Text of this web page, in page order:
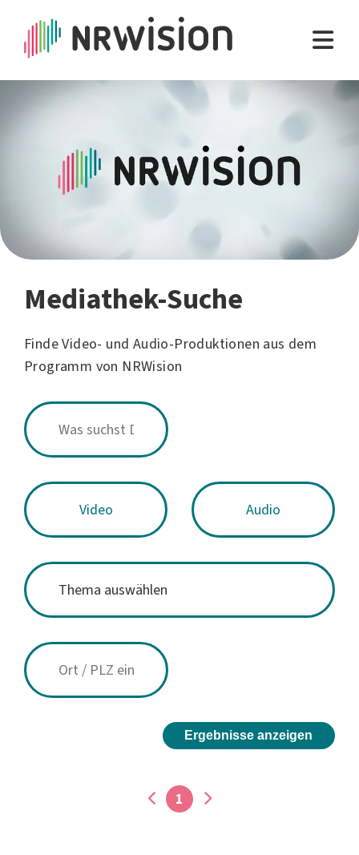
Mediathek-Suche
Finde Video- und Audio-Produktionen aus dem
Programm von NRWision
Video Audio
Ergebnisse anzeigen
1